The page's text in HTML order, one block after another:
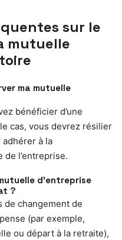
sur le
mutuelle
ma mutuelle
bénéficier d’une
cas, vous devrez résilier
à la
l’entreprise.
d’entreprise
?
de changement de
(par exemple,
ou départ à la retraite),